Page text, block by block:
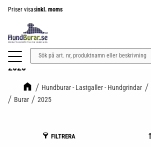
Priser visasinkl. moms
2025
Hundburar - Lastgaller - Hundgrindar
Burar
2025
FILTRERA